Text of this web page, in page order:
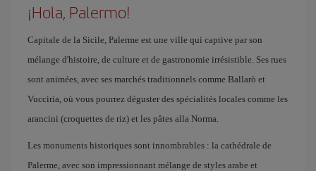
¡Hola, Palermo!
Capitale de la Sicile, Palerme est une ville qui captive par son
mélange d'histoire, de culture et de gastronomie irrésistible. Ses rues
sont animées, avec ses marchés traditionnels comme Ballarò et
Vucciria, où vous pourrez déguster des spécialités locales comme les
arancini (croquettes de riz) et les pâtes alla Norma.
Les monuments historiques sont innombrables : la cathédrale de
Palerme, avec son impressionnant mélange de styles arabe et